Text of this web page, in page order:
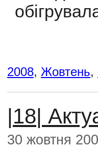
2008, Жовтень,
|18|
30 жовтня